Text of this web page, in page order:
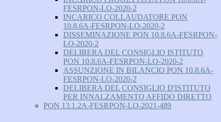
FESRPON-LO-2020-2
INCARICO COLLAUDATORE PON
10.8.6A-FESRPON-LO-2020-2
DISSEMINAZIONE PON 10.8.6A-FESRPON-
LO-2020-2
DELIBERA DEL CONSIGLIO ISTITUTO
PON 10.8.6A-FESRPON-LO-2020-2
ASSUNZIONE IN BILANCIO PON 10.8.6A-
FESRPON-LO-2020-2
DELIBERA DEL CONSIGLIO D'ISTITUTO
PER INNALZAMENTO AFFIDO DIRETTO
PON 13.1.2A-FESRPON-LO-2021-489